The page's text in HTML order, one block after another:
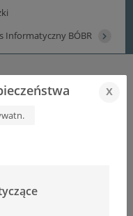
Informatyczny BÓBR
x